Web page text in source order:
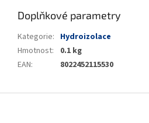
Doplňkové parametry
Kategorie: Hydroizolace
Hmotnost:
0.1 kg
EAN: 8022452115530